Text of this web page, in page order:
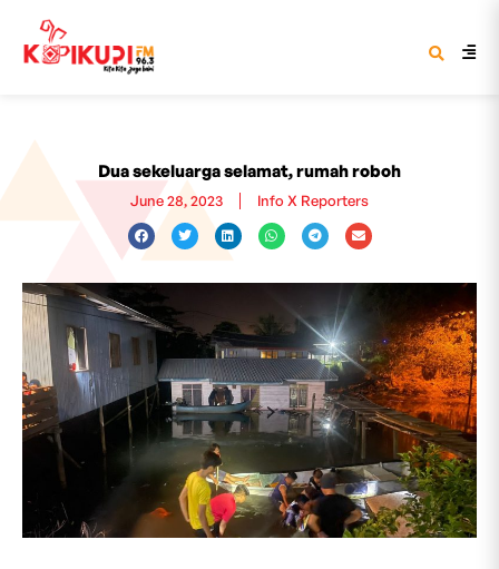
Dua sekeluarga selamat, rumah roboh
June 28, 2023 Info X Reporters